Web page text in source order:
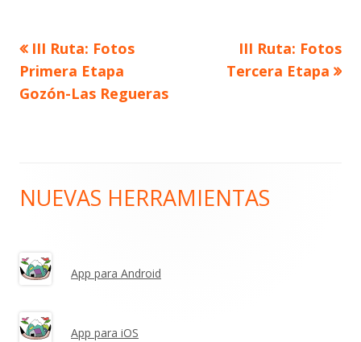
Navegación
de
Artículo
anterior
III Ruta: Fotos
Primera Etapa
Gozón-Las Regueras
Artículo
siguiente
III Ruta: Fotos
Tercera Etapa
Barra
principal
NUEVAS HERRAMIENTAS
App para Android
App para iOS